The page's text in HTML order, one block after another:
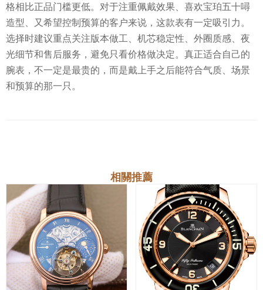
格相比正品门槛更低。对于注重佩戴效果、喜欢宝珀五十噚
造型、又希望控制预算的客户来说，这款表有一定吸引力。
选择时建议重点关注版本做工、机芯稳定性、外圈质感、夜
光细节和售后服务，避免只看价格做决定。真正适合自己的
腕表，不一定是最贵的，而是戴上手之后能符合气质、场景
和预算的那一只。
相關推薦